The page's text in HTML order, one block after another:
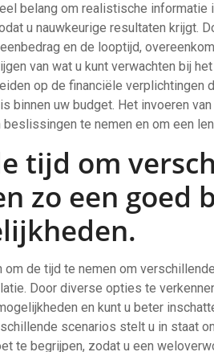
belang om realistische informatie
u nauwkeurige resultaten krijgt.
en de looptijd,
van wat u kunt verwachten bij
op de financiële verplichtingen
binnen uw budget. Het invoeren
te nemen en om een
tijd om
zo een goed
om de tijd te nemen om
Door diverse opties te
en kunt u beter
scenarios stelt u in staat
te begrijpen, zodat u een